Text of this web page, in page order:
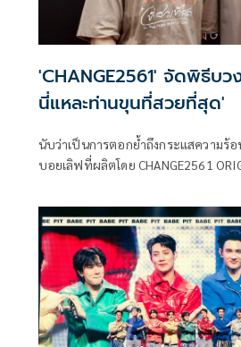
'CHANGE2561' จัดพิธีบ
นี่แหละท่านขุนที่สวยที่สุด'
นับว่าเป็นการตอกย้ำถึงกระแสความร้
บอยเลิฟที่ผลิตโดย CHANGE2561
ลักษณ์ผู้สร้างสรรค์ซีรีส์หลากรสหลาย
ทุกแพลตฟอร์ม พร้อมจัดเต็มในปีนี้ โด
อีกครั้งกับโปรเจกต์ ฉันนี่แหละท่านขุน
นิยายออนไลน์ชื่อดังใน Web Comic ขอ
เคยสร้างปรากฏการณ์ยอดอ่านถล่มทล
ล้นหลาม มาดัดแปลงเป็นซีรีส์ให้แฟนๆ